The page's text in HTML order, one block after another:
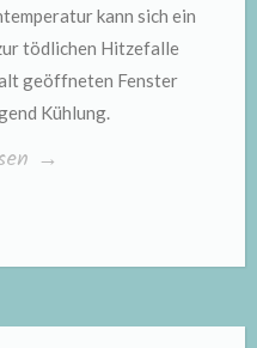
kann sich ein
tödlichen Hitzefalle
geöffneten Fenster
Kühlung.
→